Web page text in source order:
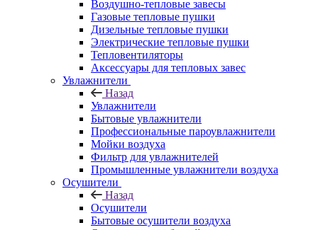
Воздушно-тепловые завесы
Газовые тепловые пушки
Дизельные тепловые пушки
Электрические тепловые пушки
Тепловентиляторы
Аксессуары для тепловых завес
Увлажнители
Назад
Увлажнители
Бытовые увлажнители
Профессиональные пароувлажнители
Мойки воздуха
Фильтр для увлажнителей
Промышленные увлажнители воздуха
Осушители
Назад
Осушители
Бытовые осушители воздуха